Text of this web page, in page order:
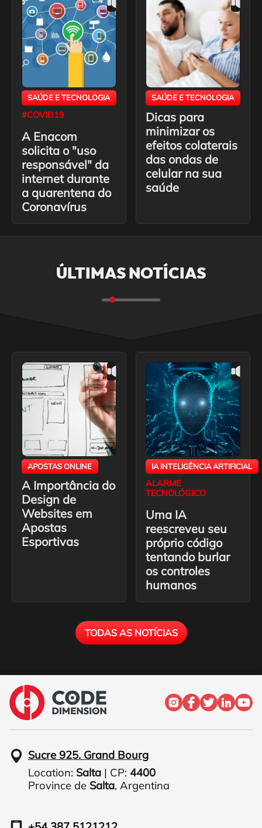
SAÚDE E TECNOLOGIA
#COVID19
A Enacom
solicita o "uso
responsável" da
internet durante
a quarentena do
Coronavírus
SAÚDE E TECNOLOGIA
Dicas para
minimizar os
efeitos colaterais
das ondas de
celular na sua
saúde
ÚLTIMAS NOTÍCIAS
APOSTAS ONLINE
A Importância do
Design de
Websites em
Apostas
Esportivas
IA INTELIGÊNCIA ARTIFICIAL
ALARME
TECNOLÓGICO
Uma IA
reescreveu seu
próprio código
tentando burlar
os controles
humanos
TODAS AS NOTÍCIAS
Sucre 925. Grand Bourg
Location: Salta | CP: 4400
Province de Salta, Argentina